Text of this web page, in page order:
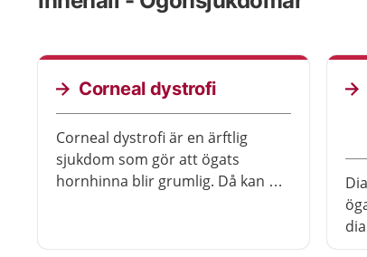
Corneal dystrofi
Corneal dystrofi är en ärftlig
sjukdom som gör att ögats
hornhinna blir grumlig. Då kan du